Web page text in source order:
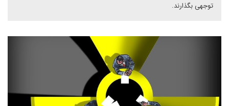
توجهی بگذارند.